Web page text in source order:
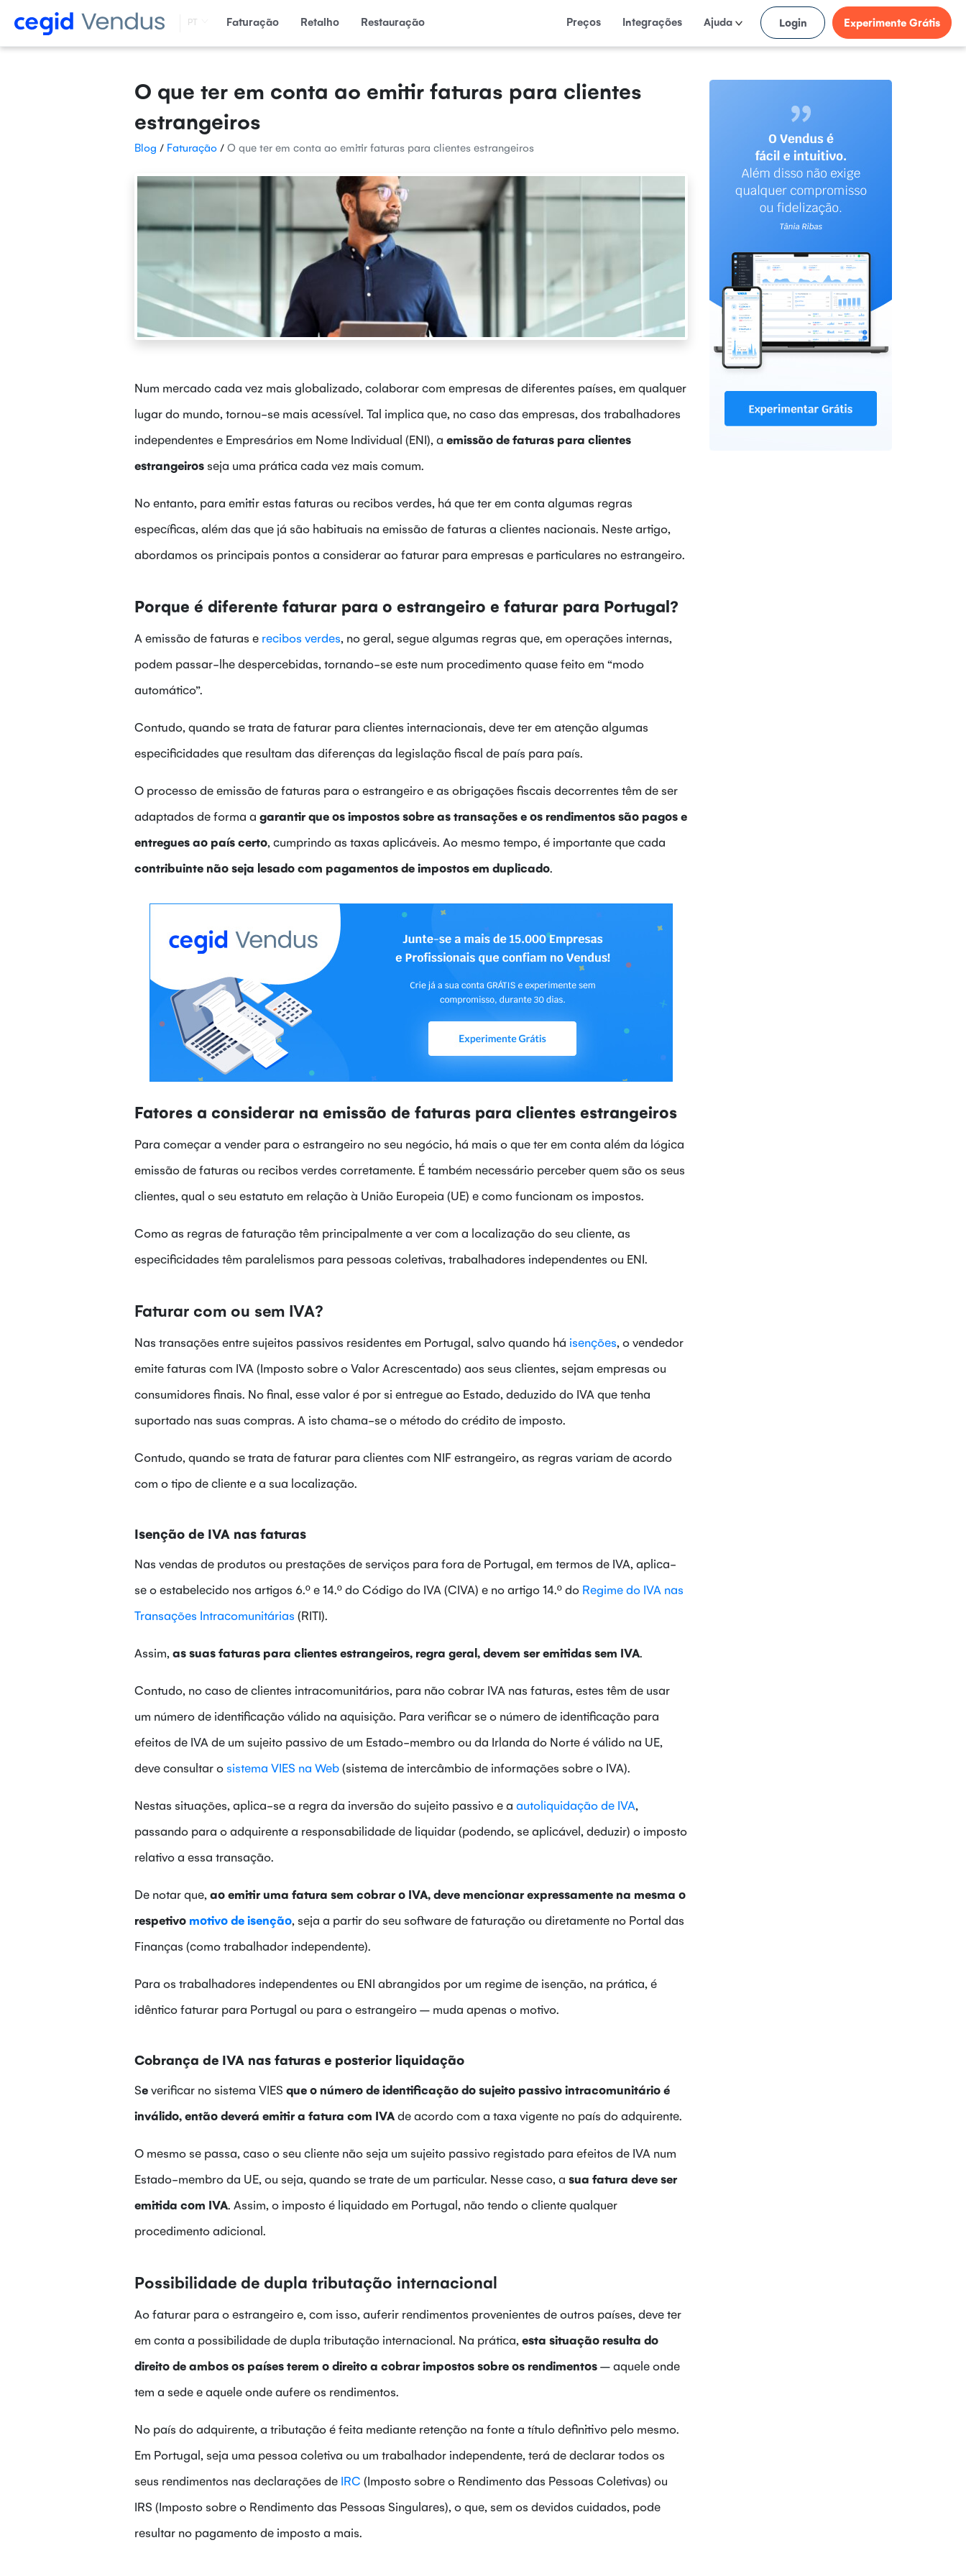
PT Faturação Retalho Restauração Preços Integrações Ajuda Login Experimente Grátis
O que ter em conta ao emitir faturas para clientes
estrangeiros
Blog / Faturação / O que ter em conta ao emitir faturas para clientes estrangeiros
Num mercado cada vez mais globalizado, colaborar com empresas de diferentes países, em qualquer
lugar do mundo, tornou-se mais acessível. Tal implica que, no caso das empresas, dos trabalhadores
independentes e Empresários em Nome Individual (ENI), a emissão de faturas para clientes
estrangeiros seja uma prática cada vez mais comum.
No entanto, para emitir estas faturas ou recibos verdes, há que ter em conta algumas regras
específicas, além das que já são habituais na emissão de faturas a clientes nacionais. Neste artigo,
abordamos os principais pontos a considerar ao faturar para empresas e particulares no estrangeiro.
Porque é diferente faturar para o estrangeiro e faturar para Portugal?
A emissão de faturas e recibos verdes, no geral, segue algumas regras que, em operações internas,
podem passar-lhe despercebidas, tornando-se este num procedimento quase feito em “modo
automático”.
Contudo, quando se trata de faturar para clientes internacionais, deve ter em atenção algumas
especificidades que resultam das diferenças da legislação fiscal de país para país.
O processo de emissão de faturas para o estrangeiro e as obrigações fiscais decorrentes têm de ser
adaptados de forma a garantir que os impostos sobre as transações e os rendimentos são pagos e
entregues ao país certo, cumprindo as taxas aplicáveis. Ao mesmo tempo, é importante que cada
contribuinte não seja lesado com pagamentos de impostos em duplicado.
Fatores a considerar na emissão de faturas para clientes estrangeiros
Para começar a vender para o estrangeiro no seu negócio, há mais o que ter em conta além da lógica
emissão de faturas ou recibos verdes corretamente. É também necessário perceber quem são os seus
clientes, qual o seu estatuto em relação à União Europeia (UE) e como funcionam os impostos.
Como as regras de faturação têm principalmente a ver com a localização do seu cliente, as
especificidades têm paralelismos para pessoas coletivas, trabalhadores independentes ou ENI.
Faturar com ou sem IVA?
Nas transações entre sujeitos passivos residentes em Portugal, salvo quando há isenções, o vendedor
emite faturas com IVA (Imposto sobre o Valor Acrescentado) aos seus clientes, sejam empresas ou
consumidores finais. No final, esse valor é por si entregue ao Estado, deduzido do IVA que tenha
suportado nas suas compras. A isto chama-se o método do crédito de imposto.
Contudo, quando se trata de faturar para clientes com NIF estrangeiro, as regras variam de acordo
com o tipo de cliente e a sua localização.
Isenção de IVA nas faturas
Nas vendas de produtos ou prestações de serviços para fora de Portugal, em termos de IVA, aplica-
se o estabelecido nos artigos 6.º e 14.º do Código do IVA (CIVA) e no artigo 14.º do Regime do IVA nas
Transações Intracomunitárias (RITI).
Assim, as suas faturas para clientes estrangeiros, regra geral, devem ser emitidas sem IVA.
Contudo, no caso de clientes intracomunitários, para não cobrar IVA nas faturas, estes têm de usar
um número de identificação válido na aquisição. Para verificar se o número de identificação para
efeitos de IVA de um sujeito passivo de um Estado-membro ou da Irlanda do Norte é válido na UE,
deve consultar o sistema VIES na Web(sistema de intercâmbio de informações sobre o IVA).
Nestas situações, aplica-se a regra da inversão do sujeito passivo e a autoliquidação de IVA,
passando para o adquirente a responsabilidade de liquidar (podendo, se aplicável, deduzir) o imposto
relativo a essa transação.
De notar que, ao emitir uma fatura sem cobrar o IVA, deve mencionar expressamente na mesma o
respetivo motivo de isenção, seja a partir do seu software de faturação ou diretamente no Portal das
Finanças (como trabalhador independente).
Para os trabalhadores independentes ou ENI abrangidos por um regime de isenção, na prática, é
idêntico faturar para Portugal ou para o estrangeiro – muda apenas o motivo.
Cobrança de IVA nas faturas e posterior liquidação
Severificar no sistema VIES que o número de identificação do sujeito passivo intracomunitário é
inválido, então deverá emitir a fatura com IVAde acordo com a taxa vigente no país do adquirente.
O mesmo se passa, caso o seu cliente não seja um sujeito passivo registado para efeitos de IVA num
Estado-membro da UE, ou seja, quando se trate de um particular. Nesse caso, a sua fatura deve ser
emitida com IVA. Assim, o imposto é liquidado em Portugal, não tendo o cliente qualquer
procedimento adicional.
Possibilidade de dupla tributação internacional
Ao faturar para o estrangeiro e, com isso, auferir rendimentos provenientes de outros países, deve ter
em conta a possibilidade de dupla tributação internacional. Na prática, esta situação resulta do
direito de ambos os países terem o direito a cobrar impostos sobre os rendimentos– aquele onde
tem a sede e aquele onde aufere os rendimentos.
No país do adquirente, a tributação é feita mediante retenção na fonte a título definitivo pelo mesmo.
Em Portugal, seja uma pessoa coletiva ou um trabalhador independente, terá de declarar todos os
seus rendimentos nas declarações de IRC (Imposto sobre o Rendimento das Pessoas Coletivas) ou
IRS (Imposto sobre o Rendimento das Pessoas Singulares), o que, sem os devidos cuidados, pode
resultar no pagamento de imposto a mais.